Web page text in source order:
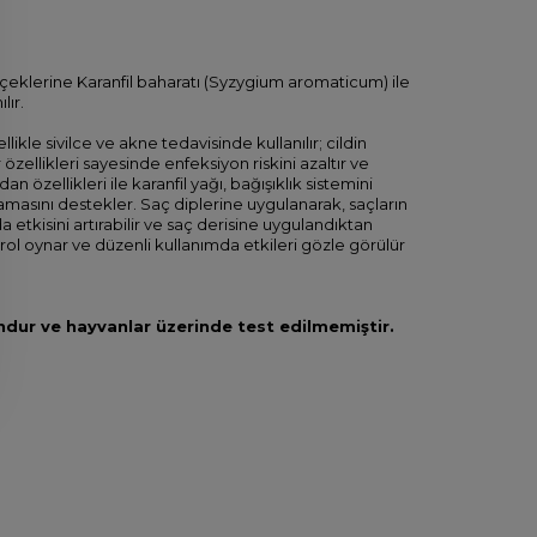
Karanfil baharatı (Syzygium aromaticum) ile
sivilce ve akne tedavisinde kullanılır; cildin
sayesinde enfeksiyon riskini azaltır ve
özellikleri ile karanfil yağı, bağışıklık sistemini
destekler. Saç diplerine uygulanarak, saçların
etkisini artırabilir ve saç derisine uygulandıktan
oynar ve düzenli kullanımda etkileri gözle görülür
ve hayvanlar üzerinde test edilmemiştir.